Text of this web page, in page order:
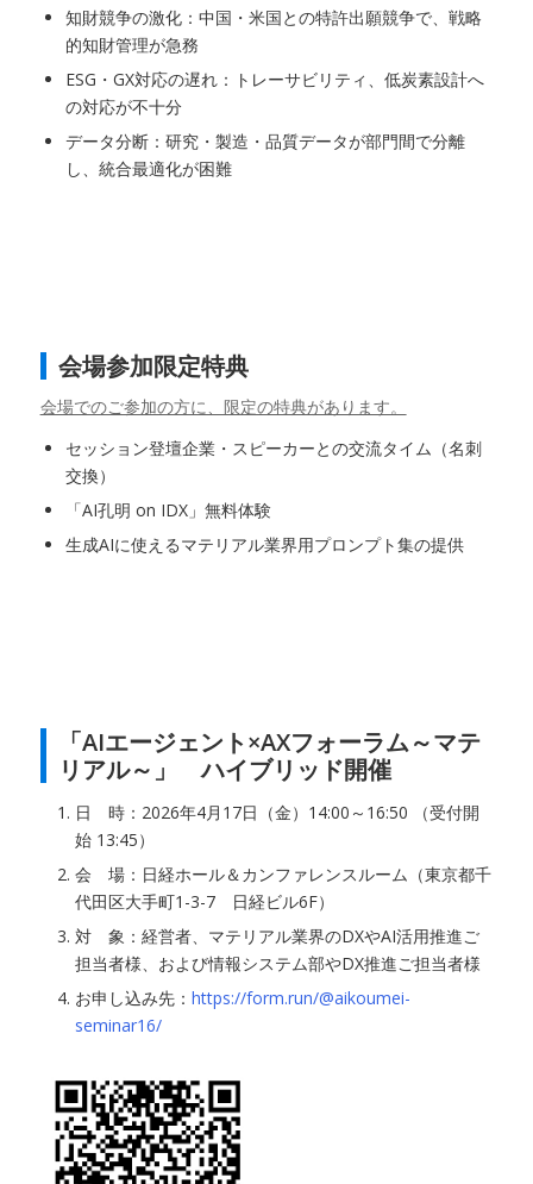
知財競争の激化：中国・米国との特許出願競争で、戦略
的知財管理が急務
ESG・GX対応の遅れ：トレーサビリティ、低炭素設計へ
の対応が不十分
データ分断：研究・製造・品質データが部門間で分離
し、統合最適化が困難
会場参加限定特典
会場でのご参加の方に、限定の特典があります。
セッション登壇企業・スピーカーとの交流タイム（名刺
交換）
「AI孔明 on IDX」無料体験
生成AIに使えるマテリアル業界用プロンプト集の提供
「AIエージェント×AXフォーラム～マテ
リアル～」 ハイブリッド開催
日 時：2026年4月17日（金）14:00～16:50 （受付開
始 13:45）
会 場：日経ホール＆カンファレンスルーム（東京都千
代田区大手町1-3-7 日経ビル6F）
対 象：経営者、マテリアル業界のDXやAI活用推進ご
担当者様、および情報システム部やDX推進ご担当者様
お申し込み先： https://form.run/@aikoumei-
seminar16/